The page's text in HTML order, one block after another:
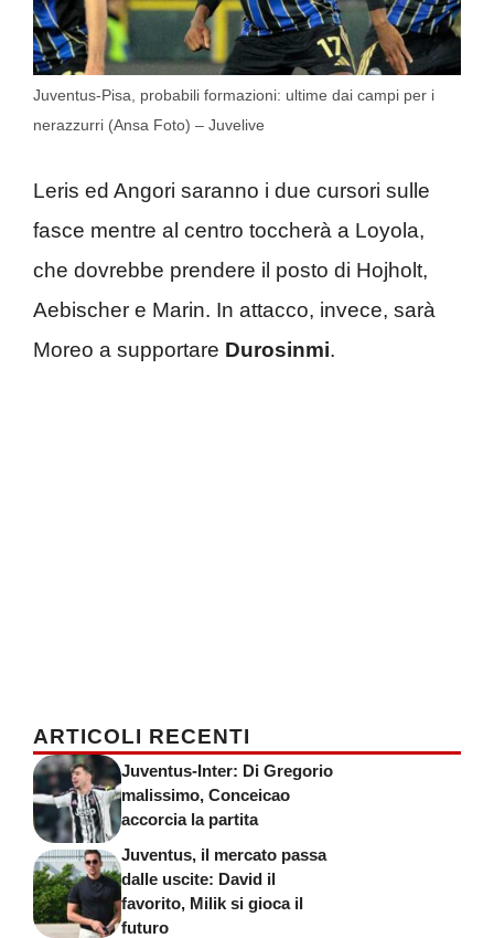
Juventus-Pisa, probabili formazioni: ultime dai campi per i
nerazzurri (Ansa Foto) – Juvelive
Leris ed Angori saranno i due cursori sulle
fasce mentre al centro toccherà a Loyola,
che dovrebbe prendere il posto di Hojholt,
Aebischer e Marin. In attacco, invece, sarà
Moreo a supportare Durosinmi.
ARTICOLI RECENTI
Juventus-Inter: Di Gregorio
malissimo, Conceicao
accorcia la partita
Juventus, il mercato passa
dalle uscite: David il
favorito, Milik si gioca il
futuro